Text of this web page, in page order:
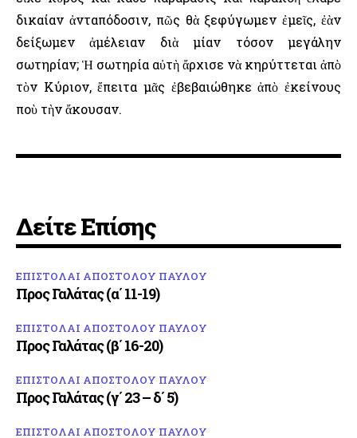
δικαίαν ἀνταπόδοσιν, πῶς θὰ ξεφύγωμεν ἐμεῖς, ἐὰν
δείξωμεν ἀμέλειαν διὰ μίαν τόσον μεγάλην
σωτηρίαν; Ἡ σωτηρία αὐτὴ ἄρχισε νὰ κηρύττεται ἀπὸ
τὸν Κύριον, ἔπειτα μᾶς ἐβεβαιώθηκε ἀπὸ ἐκείνους
ποὺ τὴν ἄκουσαν.
Δείτε Επίσης
ΕΠΙΣΤΟΛΑΙ ΑΠΟΣΤΟΛΟΥ ΠΑΥΛΟΥ
Προς Γαλάτας (α΄ 11-19)
ΕΠΙΣΤΟΛΑΙ ΑΠΟΣΤΟΛΟΥ ΠΑΥΛΟΥ
Προς Γαλάτας (β΄ 16-20)
ΕΠΙΣΤΟΛΑΙ ΑΠΟΣΤΟΛΟΥ ΠΑΥΛΟΥ
Προς Γαλάτας (γ΄ 23 – δ΄ 5)
ΕΠΙΣΤΟΛΑΙ ΑΠΟΣΤΟΛΟΥ ΠΑΥΛΟΥ